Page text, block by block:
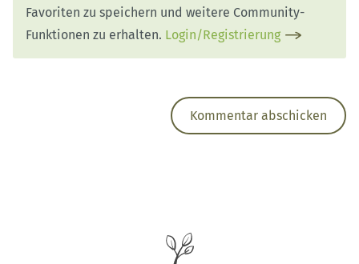
Favoriten zu speichern und weitere Community-
Funktionen zu erhalten. Login/Registrierung